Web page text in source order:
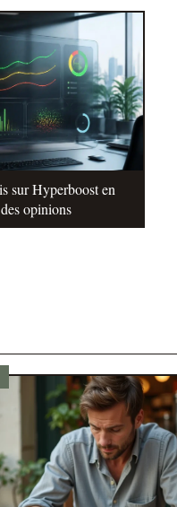
sur Hyperboost en
opinions